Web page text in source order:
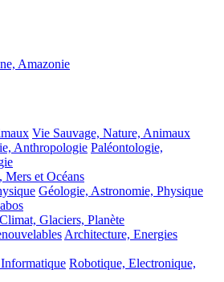
Amazonie
Vie Sauvage, Nature, Animaux
Anthropologie Paléontologie,
Mers et Océans
Géologie, Astronomie, Physique
Climat, Glaciers, Planète
Architecture, Energies
Robotique, Electronique,